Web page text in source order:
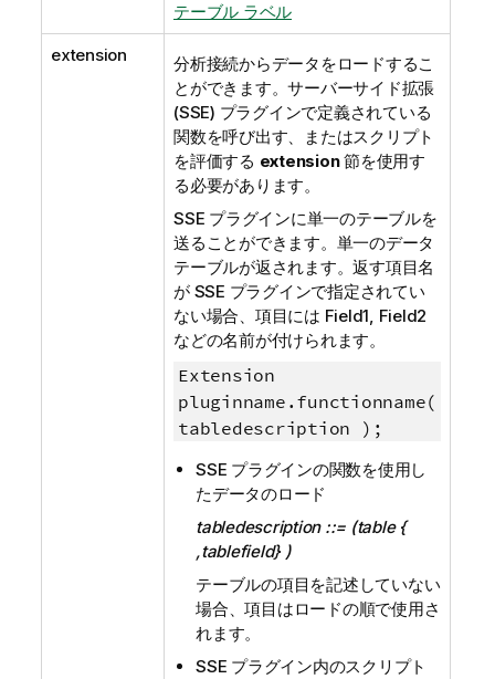
テーブル ラベル
extension
分析接続からデータをロードするこ
とができます。サーバーサイド拡張
(SSE) プラグインで定義されている
関数を呼び出す、またはスクリプト
を評価する extension節を使用す
る必要があります。
SSE プラグインに単一のテーブルを
送ることができます。単一のデータ
テーブルが返されます。返す項目名
が SSE プラグインで指定されてい
ない場合、項目には Field1, Field2
などの名前が付けられます。
Extension
pluginname.functionname(
tabledescription );
SSE プラグインの関数を使用し
たデータのロード
tabledescription ::= (table {
,tablefield} )
テーブルの項目を記述していない
場合、項目はロードの順で使用さ
れます。
SSE プラグイン内のスクリプト